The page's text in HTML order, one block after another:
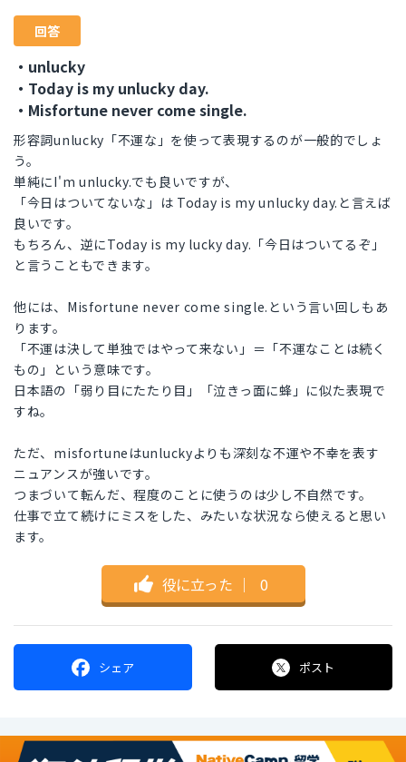
回答
・unlucky
・Today is my unlucky day.
・Misfortune never come single.
形容詞unlucky「不運な」を使って表現するのが一般的でしょ
う。
単純にI'm unlucky.でも良いですが、
「今日はついてないな」は Today is my unlucky day.と言えば
良いです。
もちろん、逆にToday is my lucky day.「今日はついてるぞ」
と言うこともできます。
他には、Misfortune never come single.という言い回しもあ
ります。
「不運は決して単独ではやって来ない」＝「不運なことは続く
もの」という意味です。
日本語の「弱り目にたたり目」「泣きっ面に蜂」に似た表現で
すね。
ただ、misfortuneはunluckyよりも深刻な不運や不幸を表す
ニュアンスが強いです。
つまづいて転んだ、程度のことに使うのは少し不自然です。
仕事で立て続けにミスをした、みたいな状況なら使えると思い
ます。
役に立った ｜ 0
シェア ポスト